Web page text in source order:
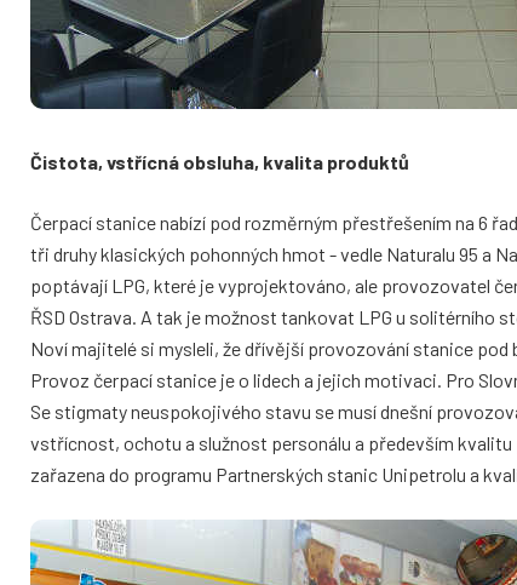
Čistota, vstřícná obsluha, kvalita produktů
Čerpací stanice nabízí pod rozměrným přestřešením na 6
tři druhy klasických pohonných hmot - vedle Naturalu 95 a
poptávají LPG, které je vyprojektováno, ale provozovatel
ŘSD Ostrava. A tak je možnost tankovat LPG u solitérního
Noví majitelé si mysleli, že dřívější provozování stanice
Provoz čerpací stanice je o lidech a jejich motivaci. Pro
Se stigmaty neuspokojivého stavu se musí dnešní
vstřícnost, ochotu a služnost personálu a především
zařazena do programu Partnerských stanic Unipetrolu a